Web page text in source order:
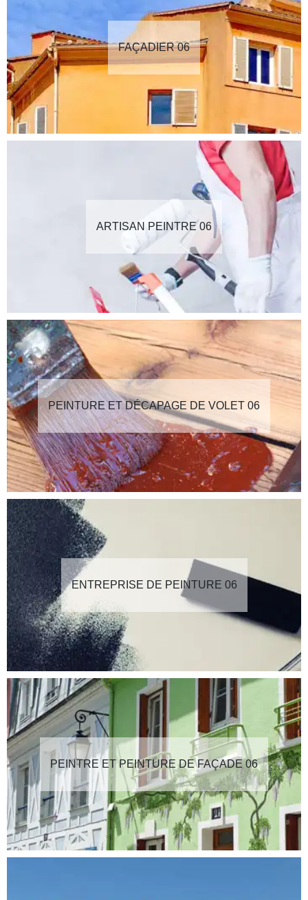
FAÇADIER 06
ARTISAN PEINTRE 06
PEINTURE ET DÉCAPAGE DE VOLET 06
ENTREPRISE DE PEINTURE 06
PEINTRE ET PEINTURE DE FAÇADE 06